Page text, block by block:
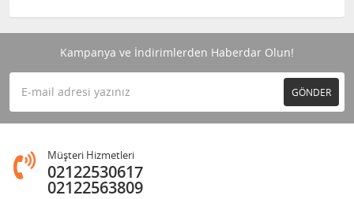
Kampanya ve İndirimlerden Haberdar Olun!
GÖNDER
Müşteri Hizmetleri
02122530617
02122563809